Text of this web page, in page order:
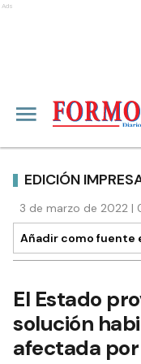
Ads
EDICIÓN
3 de marzo de 2022
Añadir como fuente
El Estado
solución
afectada